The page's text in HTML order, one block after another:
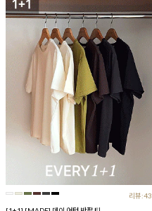
리뷰:43